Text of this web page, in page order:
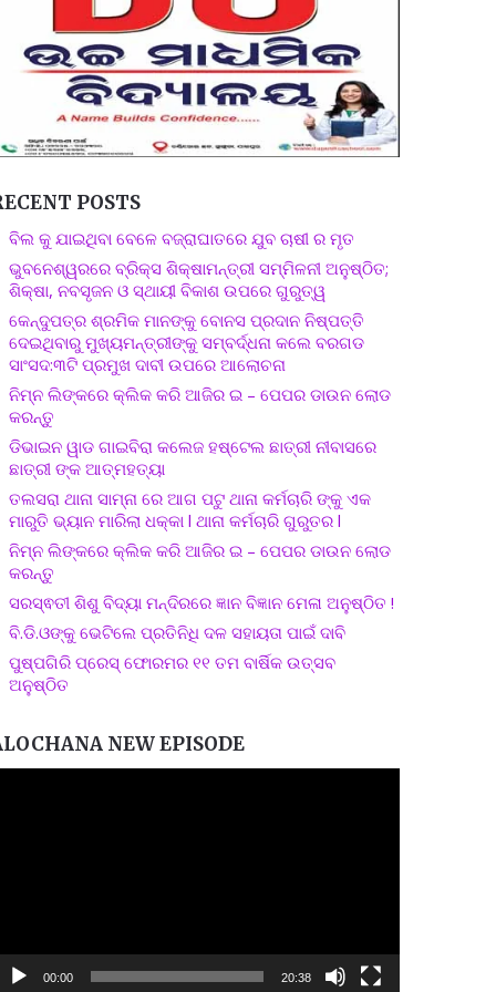
POSTS
ବିଲ କୁ ଯାଇଥିବା ବେଳେ ବଜ୍ରାଘାତରେ ଯୁବ ଚାଷୀ ର ମୃତ
ଭୁବନେଶ୍ୱରରେ ବ୍ରିକ୍ସ ଶିକ୍ଷାମନ୍ତ୍ରୀ ସମ୍ମିଳନୀ ଅନୁଷ୍ଠିତ;
ଶିକ୍ଷା, ନବସୃଜନ ଓ ସ୍ଥାୟୀ ବିକାଶ ଉପରେ ଗୁରୁତ୍ୱ
କେନ୍ଦୁପତ୍ର ଶ୍ରମିକ ମାନଙ୍କୁ ବୋନସ ପ୍ରଦାନ ନିଷ୍ପତ୍ତି
ଦେଇଥିବାରୁ ମୁଖ୍ୟମନ୍ତ୍ରୀଙ୍କୁ ସମ୍ବର୍ଦ୍ଧନା କଲେ ବରଗଡ
ସାଂସଦ:୩ଟି ପ୍ରମୁଖ ଦାବୀ ଉପରେ ଆଲୋଚନା
ନିମ୍ନ ଲିଙ୍କରେ କ୍ଲିକ କରି ଆଜିର ଇ – ପେପର ଡାଉନ ଲୋଡ
କରନ୍ତୁ
ଡିଭାଇନ ୱାଡ ଗାଇବିରା କଲେଜ ହଷ୍ଟେଲ ଛାତ୍ରୀ ନୀବାସରେ
ଛାତ୍ରୀ ଙ୍କ ଆତ୍ମହତ୍ୟା
ତଲସରା ଥାନା ସାମ୍ନା ରେ ଆଗ ପଟୁ ଥାନା କର୍ମଚାରି ଙ୍କୁ ଏକ
ମାରୁତି ଭ୍ୟାନ ମାରିଲା ଧକ୍କା l ଥାନା କର୍ମଚାରି ଗୁରୁତର l
ନିମ୍ନ ଲିଙ୍କରେ କ୍ଲିକ କରି ଆଜିର ଇ – ପେପର ଡାଉନ ଲୋଡ
କରନ୍ତୁ
ସରସ୍ଵତୀ ଶିଶୁ ବିଦ୍ୟା ମନ୍ଦିରରେ ଜ୍ଞାନ ବିଜ୍ଞାନ ମେଳା ଅନୁଷ୍ଠିତ !
ବି.ଡି.ଓଙ୍କୁ ଭେଟିଲେ ପ୍ରତିନିଧି ଦଳ ସହାୟତା ପାଇଁ ଦାବି
ପୁଷ୍ପଗିରି ପ୍ରେସ୍ ଫୋରମର ୧୧ ତମ ବାର୍ଷିକ ଉତ୍ସବ
ଅନୁଷ୍ଠିତ
NEW EPISODE
00:00 20:38